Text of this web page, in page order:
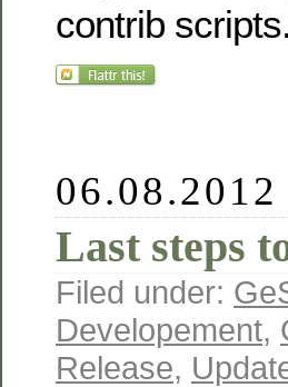
contrib scripts.
06.08.2012
Last steps
Filed under:
Developement,
Release,